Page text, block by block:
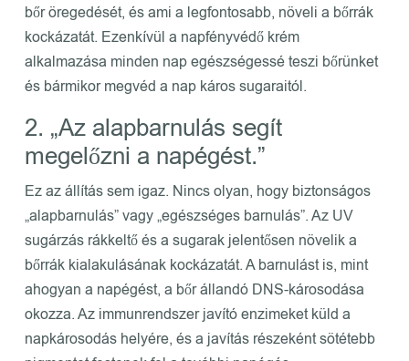
bőr öregedését, és ami a legfontosabb, növeli a bőrrák
kockázatát. Ezenkívül a napfényvédő krém
alkalmazása minden nap egészségessé teszi bőrünket
és bármikor megvéd a nap káros sugaraitól.
2. „Az alapbarnulás segít
megelőzni a napégést.”
Ez az állítás sem igaz. Nincs olyan, hogy biztonságos
„alapbarnulás” vagy „egészséges barnulás”. Az UV
sugárzás rákkeltő és a sugarak jelentősen növelik a
bőrrák kialakulásának kockázatát. A barnulást is, mint
ahogyan a napégést, a bőr állandó DNS-károsodása
okozza. Az immunrendszer javító enzimeket küld a
napkárosodás helyére, és a javítás részeként sötétebb